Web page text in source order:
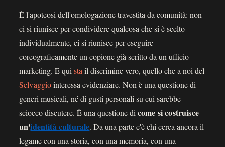
È l'apoteosi dell'omologazione travestita da comunità: non
ci si riunisce per condividere qualcosa che si è scelto
individualmente, ci si riunisce per eseguire
coreograficamente un copione già scritto da un ufficio
marketing. E qui sta il discrimine vero, quello che a noi del
Selvaggiointeressa evidenziare. Non è una questione di
generi musicali, né di gusti personali su cui sarebbe
sciocco discutere. È una questione di come si costruisce
un'identità culturale. Da una parte c'è chi cerca ancora il
legame con una storia, con una memoria, con una